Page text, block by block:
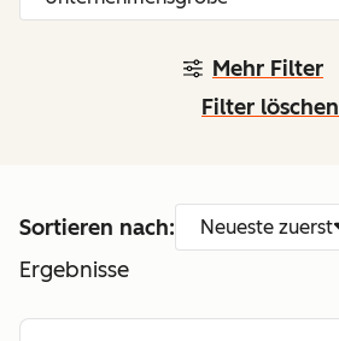
Mehr Filter
Filter löschen
Sortieren nach:
Ergebnisse